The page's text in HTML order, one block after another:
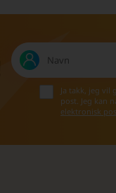
Ja takk, jeg
post. Jeg kan
elektronisk